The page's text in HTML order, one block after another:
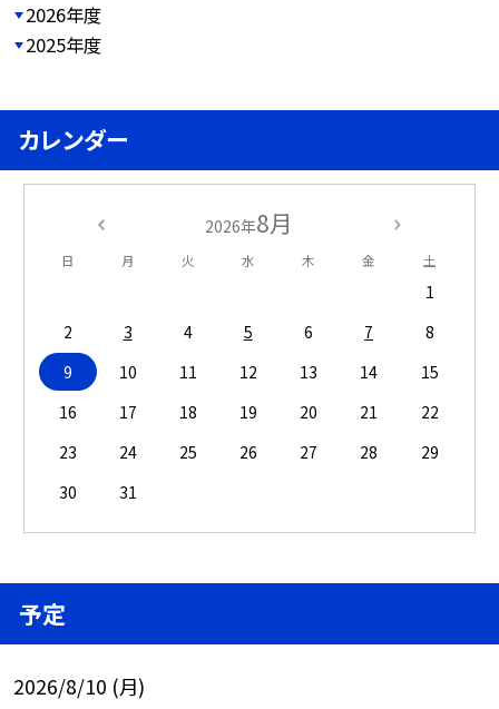
2026年度
2025年度
カレンダー
2026年8月
日 月 火 水 木 金 土
1
2
3 4 5 6 7
8
9
10 11 12 13 14
15
16
17 18 19 20 21
22
23
24 25 26 27 28
29
30
31
予定
2026/8/10 (月)